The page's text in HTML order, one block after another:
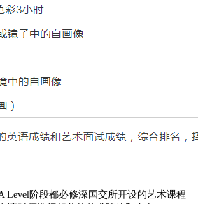
阶段都必修深国交所开设的艺术课程